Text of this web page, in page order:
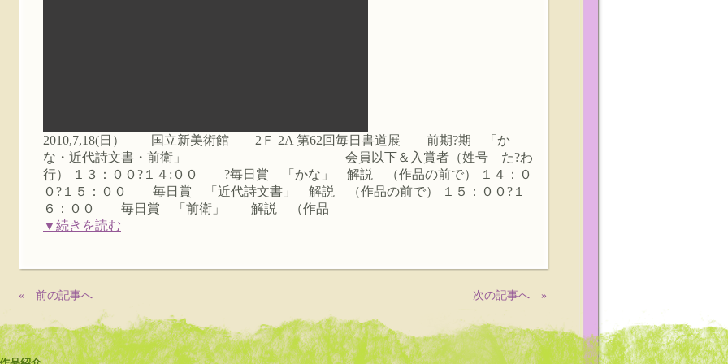
2010,7,18(日） 国立新美術館 2Ｆ 2A 第62回毎日書道展 前期?期 「か
な・近代詩文書・前衛」 会員以下＆入賞者（姓号 た?わ
行） １３：００?１４:００ ?毎日賞 「かな」 解説 （作品の前で） １４：０
０?１５：００ 毎日賞 「近代詩文書」 解説 （作品の前で） １５：００?１
６：００ 毎日賞 「前衛」 解説 （作品
▼続きを読む
« 前の記事へ 次の記事へ »